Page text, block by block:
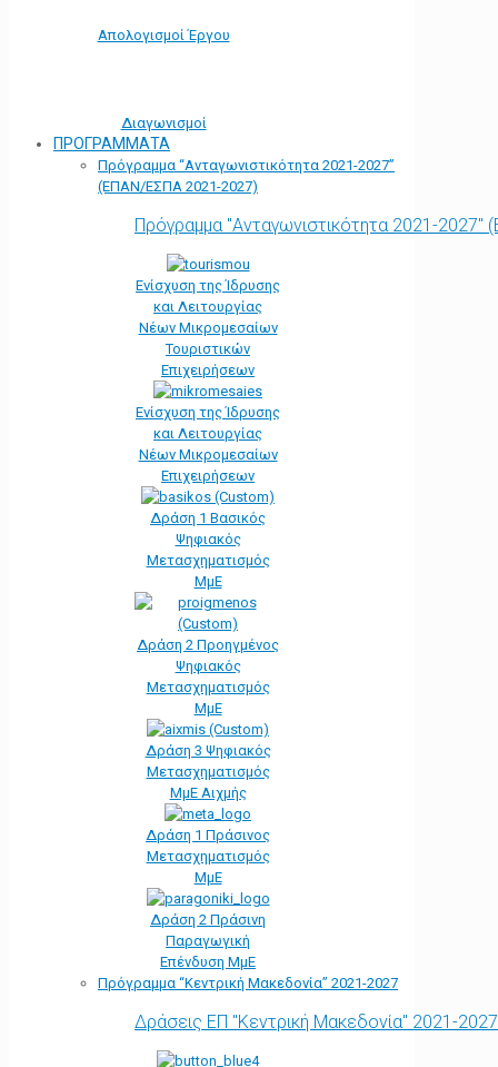
Απολογισμοί Έργου
Διαγωνισμοί
ΠΡΟΓΡΑΜΜΑΤΑ
Πρόγραμμα “Ανταγωνιστικότητα 2021-2027”
(ΕΠΑΝ/ΕΣΠΑ 2021-2027)
Πρόγραμμα "Ανταγωνιστικότητα 2021-
Ενίσχυση της Ίδρυσης
και Λειτουργίας
Νέων Μικρομεσαίων
Τουριστικών
Επιχειρήσεων
Ενίσχυση της Ίδρυσης
και Λειτουργίας
Νέων Μικρομεσαίων
Επιχειρήσεων
Δράση 1 Βασικός
Ψηφιακός
Μετασχηματισμός
ΜμΕ
Δράση 2 Προηγμένος
Ψηφιακός
Μετασχηματισμός
ΜμΕ
Δράση 3 Ψηφιακός
Μετασχηματισμός
ΜμΕ Αιχμής
Δράση 1 Πράσινος
Μετασχηματισμός
ΜμΕ
Δράση 2 Πράσινη
Παραγωγική
Επένδυση ΜμΕ
Πρόγραμμα “Κεντρική Μακεδονία” 2021-2027
Δράσεις ΕΠ "Κεντρική Μακεδονία" 2021-2027